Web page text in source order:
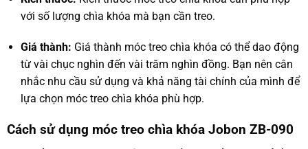
với số lượng chìa khóa mà bạn cần treo.
Giá thành: Giá thành móc treo chìa khóa có thể dao động
từ vài chục nghìn đến vài trăm nghìn đồng. Bạn nên cân
nhắc nhu cầu sử dụng và khả năng tài chính của mình để
lựa chọn móc treo chìa khóa phù hợp.
Cách sử dụng móc treo chìa khóa Jobon ZB-090